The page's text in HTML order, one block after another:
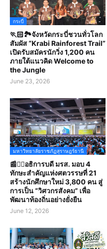
กระบี่
🏃🏻🏞️จังหวัดกระบี่ชวนทั่วโลก
สัมผัส “Krabi Rainforest Trail”
เปิดรับสมัครนักวิ่ง 1,200 คน
ภายใต้แนวคิด Welcome to
the Jungle
June 23, 2026
มหาวิทยาลัยราชภัฏสุราษฎร์ธานี
📰✍🏻อธิการบดี มรส. มอบ 4
ทักษะสำคัญแห่งศตวรรษที่ 21
สร้างนักศึกษาใหม่ 3,800 คน สู่
การเป็น “วิศวกรสังคม” เพื่อ
พัฒนาท้องถิ่นอย่างยั่งยืน
June 12, 2026